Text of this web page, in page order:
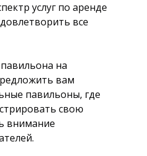
услуг по аренде
все
на
вам
павильоны, где
свою
внимание